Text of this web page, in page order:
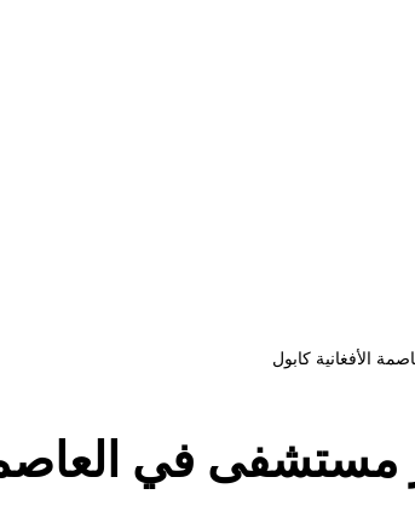
الأفغانية كابول
في العاصمة